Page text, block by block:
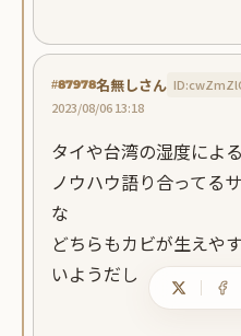
#87978名無しさん
2023/08/06 13:18
タイや台湾の湿度によ
ノウハウ語り合ってる
な
どちらもカビが生えや
いようだし